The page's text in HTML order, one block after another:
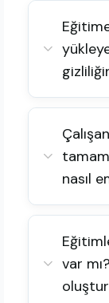
nasıl
var